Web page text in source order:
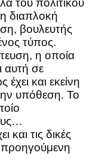
του πολιτικού
διαπλοκή
βουλευτής
τύπος.
η οποία
αυτή σε
και εκείνη
υπόθεση. Το
και τις δικές